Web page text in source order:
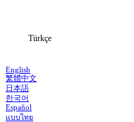
Türkçe
English
繁體中文
日本語
한국어
Español
แบบไทย